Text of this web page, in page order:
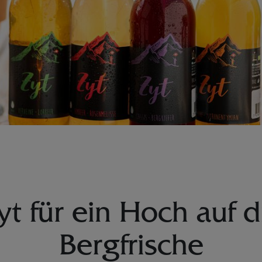
für ein Hoch auf
Bergfrische